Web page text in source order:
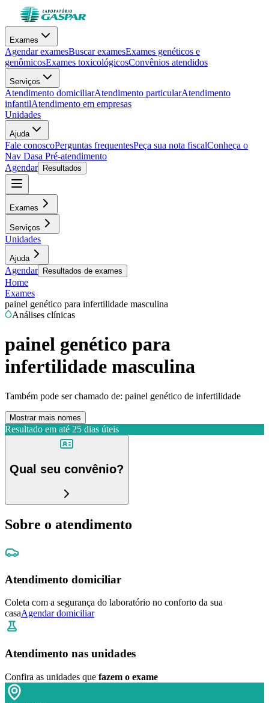
Exames
Agendar examesBuscar examesExames genéticos e
genômicosExames toxicológicosConvênios atendidos
Serviços
Atendimento domiciliarAtendimento particularAtendimento
infantilAtendimento em empresas
Unidades
Ajuda
Fale conoscoPerguntas frequentesPeça sua nota fiscalConheça o
Nav Dasa Pré-atendimento
Agendar
Resultados
Exames
Serviços
Unidades
Ajuda
Agendar Resultados de exames
Home
Exames
painel genético para infertilidade masculina
Análises clínicas
painel genético para
infertilidade masculina
Também pode ser chamado de: painel genético de infertilidade
Mostrar mais nomes
Resultado em até 25 dias úteis
Qual seu convênio?
Sobre o atendimento
Atendimento domiciliar
Coleta com a segurança do laboratório no conforto da sua
casaAgendar domiciliar
Atendimento nas unidades
Confira as unidades que fazem o exame